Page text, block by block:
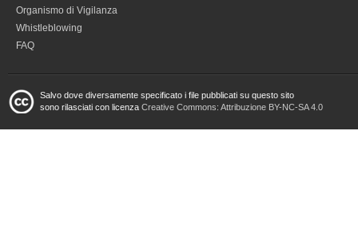
Organismo di Vigilanza
Whistleblowing
FAQ
Salvo dove diversamente specificato i file pubblicati su questo sito
sono rilasciati con licenza Creative Commons: Attribuzione BY-NC-SA 4.0